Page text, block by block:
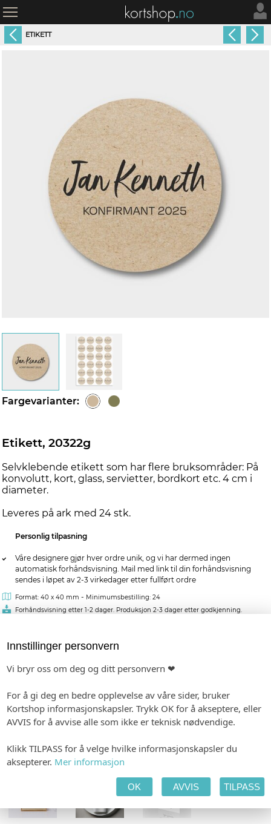
ETIKETT
Fargevarianter:
Etikett, 20322g
Selvklebende etikett som har flere bruksområder: På
konvolutt, kort, glass, servietter, bordkort etc. 4 cm i
diameter.
Leveres på ark med 24 stk.
Personlig tilpasning
Våre designere gjør hver ordre unik, og vi har dermed ingen
automatisk forhåndsvisning. Mail med link til din forhåndsvisning
sendes i løpet av 2-3 virkedager etter fullført ordre
Format: 40 x 40 mm - Minimumsbestilling: 24
Forhåndsvisning etter 1-2 dager. Produksjon 2-3 dager etter godkjenning.
kr 6,00pr. stk.
BORDKORT I PAPIR
INVITASJON MENY
SMÅ PLAKATER MAGEBELTE
Innstillinger personvern
Vi bryr oss om deg og ditt personvern ❤
For å gi deg en bedre opplevelse av våre sider, bruker
Kortshop informasjonskapsler. Trykk OK for å akseptere, eller
AVVIS for å avvise alle som ikke er teknisk nødvendige.
Klikk TILPASS for å velge hvilke informasjonskapsler du
aksepterer. Mer informasjon
OK AVVIS TILPASS